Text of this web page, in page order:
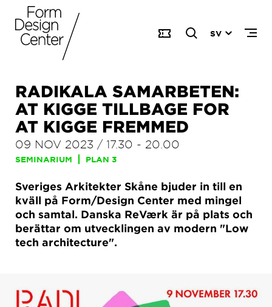
SV
RADIKALA SAMARBETEN:
AT KIGGE TILLBAGE FOR
AT KIGGE FREMMED
09 NOV 2023 / 17.30 - 20.00
SEMINARIUM PLAN 3
Sveriges Arkitekter Skåne bjuder in till en
kväll på Form/Design Center med mingel
och samtal. Danska ReVærk är på plats och
berättar om utveck­lingen av modern "Low
tech architecture".